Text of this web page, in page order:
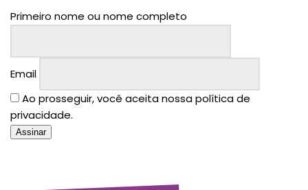
Primeiro nome ou nome completo
Email
Ao prosseguir, você aceita nossa política de
privacidade.